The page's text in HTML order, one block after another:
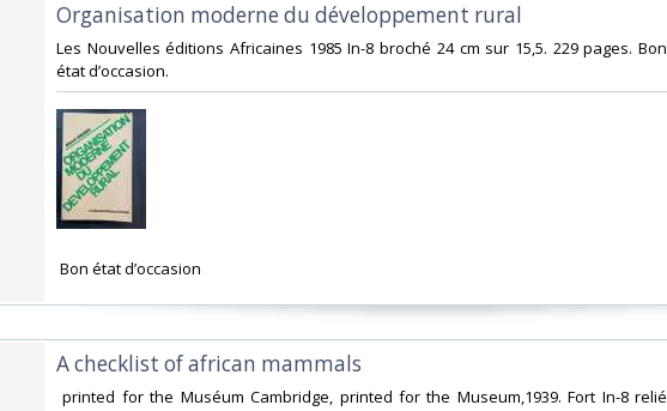
‎Organisation moderne du développement rural‎
‎Les Nouvelles éditions Africaines 1985 In-8 broché 24 cm sur 15,5. 229 pages. Bon
état d’occasion.‎
‎ Bon état d’occasion ‎
‎A checklist of african mammals ‎
‎ printed for the Muséum Cambridge, printed for the Museum,1939. Fort In-8 relié